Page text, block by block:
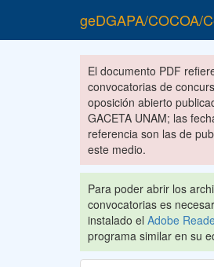
geDGAPA/COCOA/
El documento PDF
convocatorias de
oposición abierto
GACETA UNAM; las
referencia son las de
este medio.
Para poder abrir los
convocatorias es
instalado el Adobe
programa similar en su